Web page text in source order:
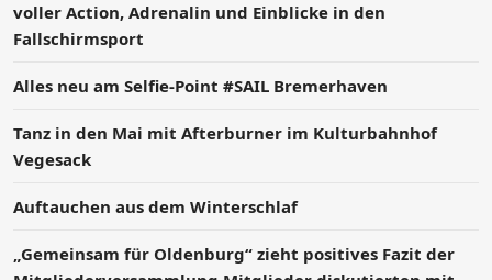
voller Action, Adrenalin und Einblicke in den
Fallschirmsport
Alles neu am Selfie-Point #SAIL Bremerhaven
Tanz in den Mai mit Afterburner im Kulturbahnhof
Vegesack
Auftauchen aus dem Winterschlaf
„Gemeinsam für Oldenburg“ zieht positives Fazit der